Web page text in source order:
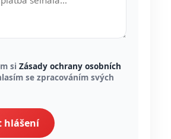
si Zásady ochrany osobních
se zpracováním svých
hlášení